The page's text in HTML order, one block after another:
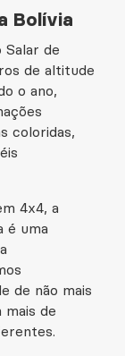
Bolívia
Salar de
de altitude
o ano,
coloridas,
4x4, a
é uma
de não mais
de